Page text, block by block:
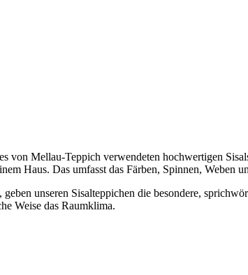
Mellau-Teppich verwendeten hochwertigen
Haus. Das umfasst das Färben, Spinnen, Weben
unseren Sisalteppichen die besondere,
Weise das Raumklima.